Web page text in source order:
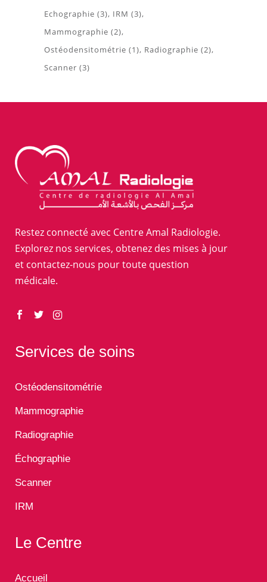
Echographie (3) IRM (3)
Mammographie (2)
Ostéodensitométrie (1) Radiographie (2)
Scanner (3)
Restez connecté avec Centre Amal Radiologie.
Explorez nos services, obtenez des mises à jour
et contactez-nous pour toute question
médicale.
Services de soins
Ostéodensitométrie
Mammographie
Radiographie
Échographie
Scanner
IRM
Le Centre
Accueil